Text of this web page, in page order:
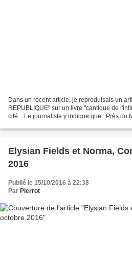
Dans un récent article, je reproduisais un
REPUBLIQUE" sur un livre "cantique de
cité... Le journaliste y indique que : Près du
Elysian Fields et Norma,
2016
Publié le 15/10/2016 à 22:38
Par Pierrot